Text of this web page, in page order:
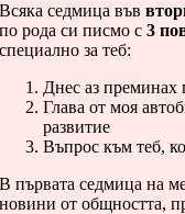
Всяка седмица във
по рода си писмо с3
специално за теб:
Днес аз
Глава от моя
развитие
Въпрос към теб,
В първата седмица на
новини от общността,